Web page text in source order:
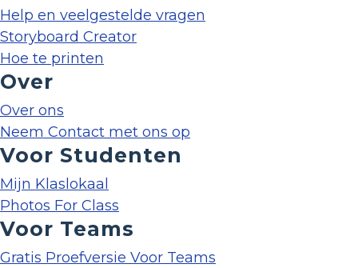
Help en veelgestelde vragen
Storyboard Creator
Hoe te printen
Over
Over ons
Neem Contact met ons op
Voor Studenten
Mijn Klaslokaal
Photos For Class
Voor Teams
Gratis Proefversie Voor Teams